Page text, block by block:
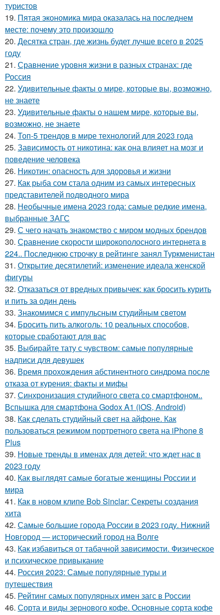
туристов
19. Пятая экономика мира оказалась на последнем
месте: почему это произошло
20. Десятка стран, где жизнь будет лучше всего в 2025
году
21. Сравнение уровня жизни в разных странах: где
Россия
22. Удивительные факты о мире, которые вы, возможно,
не знаете
23. Удивительные факты о нашем мире, которые вы,
возможно, не знаете
24. Топ-5 трендов в мире технологий для 2023 года
25. Зависимость от никотина: как она влияет на мозг и
поведение человека
26. Никотин: опасность для здоровья и жизни
27. Как рыба сом стала одним из самых интересных
представителей подводного мира
28. Необычные имена 2023 года: самые редкие имена,
выбранные ЗАГС
29. С чего начать знакомство с миром модных брендов
30. Сравнение скорости широкополосного интернета в
224.. Последнюю строчку в рейтинге занял Туркменистан
31. Открытие десятилетий: изменение идеала женской
фигуры
32. Отказаться от вредных привычек: как бросить курить
и пить за один день
33. Знакомимся с импульсным студийным светом
34. Бросить пить алкоголь: 10 реальных способов,
которые сработают для вас
35. Выбирайте тату с чувством: самые популярные
надписи для девушек
36. Время прохождения абстинентного синдрома после
отказа от курения: факты и мифы
37. Синхронизация студийного света со смартфоном..
Вспышка для смартфона Godox A1 (iOS, Android)
38. Как сделать студийный свет на айфоне. Как
пользоваться режимом портретного света на iPhone 8
Plus
39. Новые тренды в именах для детей: что ждет нас в
2023 году
40. Как выглядят самые богатые женщины России и
мира
41. Как в новом клипе Bob Sinclar: Секреты создания
хита
42. Самые большие города России в 2023 году. Нижний
Новгород — исторический город на Волге
43. Как избавиться от табачной зависимости. Физическое
и психическое привыкание
44. Россия 2023: Самые популярные туры и
путешествия
45. Рейтинг самых популярных имен загс в России
46. Сорта и виды зернового кофе. Основные сорта кофе